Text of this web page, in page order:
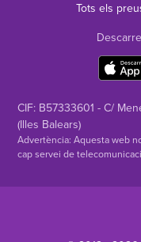
Tots els
CIF: B57333601 - C/
(Illes Balears)
Advertència: Aquesta web
cap servei de